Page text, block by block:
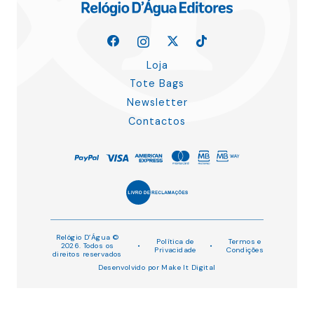
Loja
Tote Bags
Newsletter
Contactos
Relógio D’Água ©
2026. Todos os
direitos reservados
•
Política de
Privacidade
•
Termos e
Condições
Desenvolvido por Make It Digital